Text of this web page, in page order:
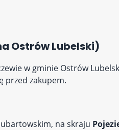
Ostrów Lubelski)
w gminie Ostrów
przed zakupem.
na skraju